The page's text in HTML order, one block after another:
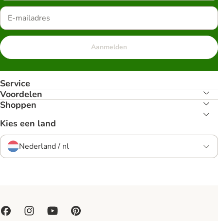
Aanmelden
Service
Voordelen
Shoppen
Kies een land
Nederland / nl